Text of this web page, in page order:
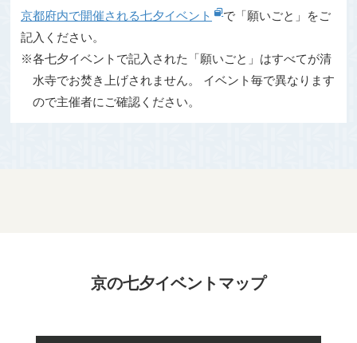
京都府内で開催される七夕イベント
で「願いごと」をご
記入ください。
※各七夕イベントで記入された「願いごと」はすべてが清
水寺でお焚き上げされません。 イベント毎で異なります
ので主催者にご確認ください。
京の七夕イベントマップ